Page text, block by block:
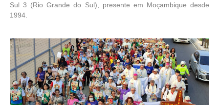
Sul 3 (Rio Grande do Sul), presente em Moçambique desde
1994.